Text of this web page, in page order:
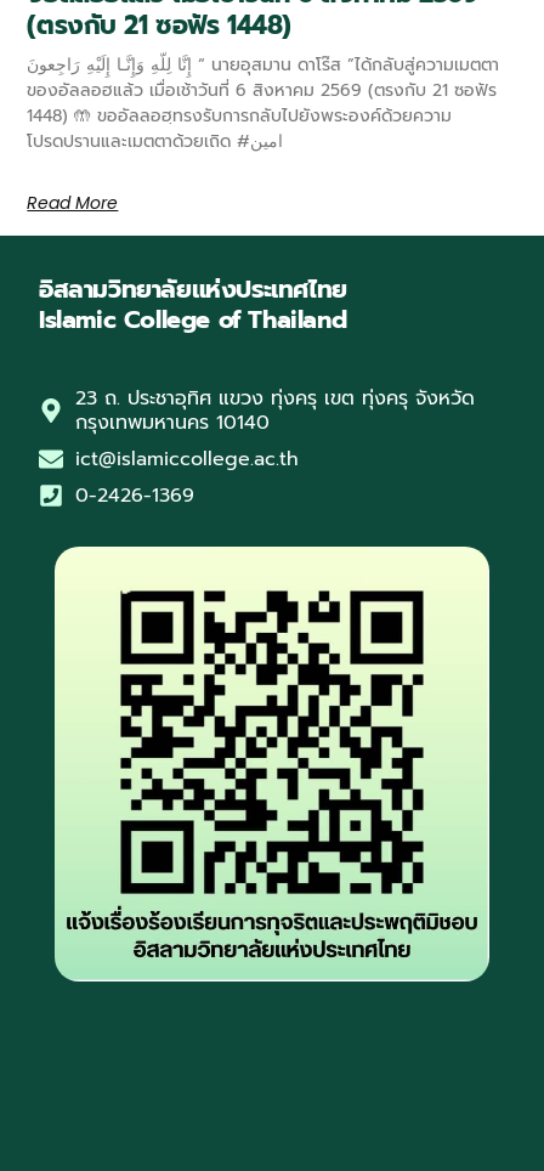
(ตรงกับ 21 ซอฟัร 1448)
إِنَّا لِلّهِ وَإِنَّـا إِلَيْهِ رَاجِعونَ “ นายอุสมาน ดาโร๊ส ”ได้กลับสู่ความเมตตา
ของอัลลอฮแล้ว เมื่อเช้าวันที่ 6 สิงหาคม 2569 (ตรงกับ 21 ซอฟัร
1448) 🤲 ขออัลลอฮฺทรงรับการกลับไปยังพระองค์ด้วยความ
โปรดปรานและเมตตาด้วยเถิด #امين
Read More
อิสลามวิทยาลัยแห่งประเทศไทย
Islamic College of Thailand
23 ถ. ประชาอุทิศ แขวง ทุ่งครุ เขต ทุ่งครุ จังหวัด
กรุงเทพมหานคร 10140
ict@islamiccollege.ac.th
0-2426-1369